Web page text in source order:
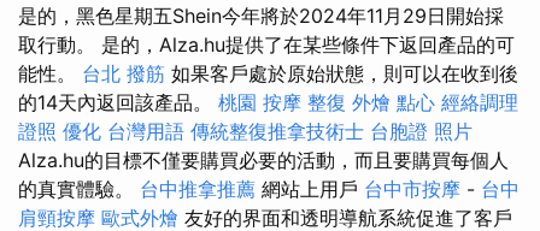
是的，黑色星期五Shein今年將於2024年11月29日開始採
取行動。 是的，Alza.hu提供了在某些條件下返回產品的可
能性。 台北 撥筋 如果客戶處於原始狀態，則可以在收到後
的14天內返回該產品。 桃園 按摩 整復 外燴 點心 經絡調理
證照 優化 台灣用語 傳統整復推拿技術士 台胞證 照片
Alza.hu的目標不僅要購買必要的活動，而且要購買每個人
的真實體驗。 台中推拿推薦 網站上用戶 台中市按摩 - 台中
肩頸按摩 歐式外燴 友好的界面和透明導航系統促進了客戶